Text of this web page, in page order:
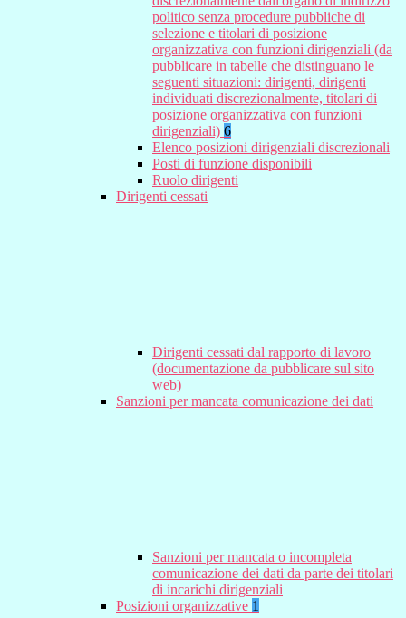
politico senza procedure pubbliche di
selezione e titolari di posizione
organizzativa con funzioni dirigenziali (da
pubblicare in tabelle che distinguano le
seguenti situazioni: dirigenti, dirigenti
individuati discrezionalmente, titolari di
posizione organizzativa con funzioni
dirigenziali) 6
Elenco posizioni dirigenziali discrezionali
Posti di funzione disponibili
Ruolo dirigenti
Dirigenti cessati
Dirigenti cessati dal rapporto di lavoro
(documentazione da pubblicare sul sito
web)
Sanzioni per mancata comunicazione dei dati
Sanzioni per mancata o incompleta
comunicazione dei dati da parte dei titolari
di incarichi dirigenziali
Posizioni organizzative 1